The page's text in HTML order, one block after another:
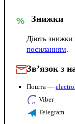
% Знижки
Діють знижки
посиланням.
Зв’язок з
Пошта —
Viber
Telegram